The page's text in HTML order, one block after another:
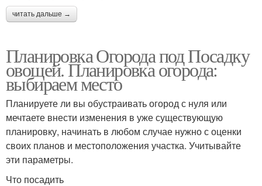
читать дальше →
Планировка Огорода под Посадку
овощей. Планировка огорода:
выбираем место
Планируете ли вы обустраивать огород с нуля или
мечтаете внести изменения в уже существующую
планировку, начинать в любом случае нужно с оценки
своих планов и местоположения участка. Учитывайте
эти параметры.
Что посадить